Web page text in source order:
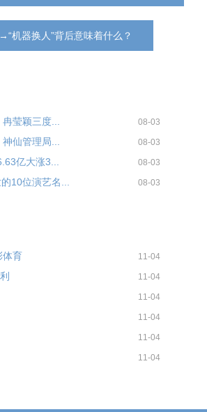
机器换人”背后意味着什么？
莹颖三度... 08-03
仙管理局... 08-03
亿大涨3... 08-03
10位演艺名... 08-03
体育 11-04
11-04
11-04
11-04
11-04
11-04